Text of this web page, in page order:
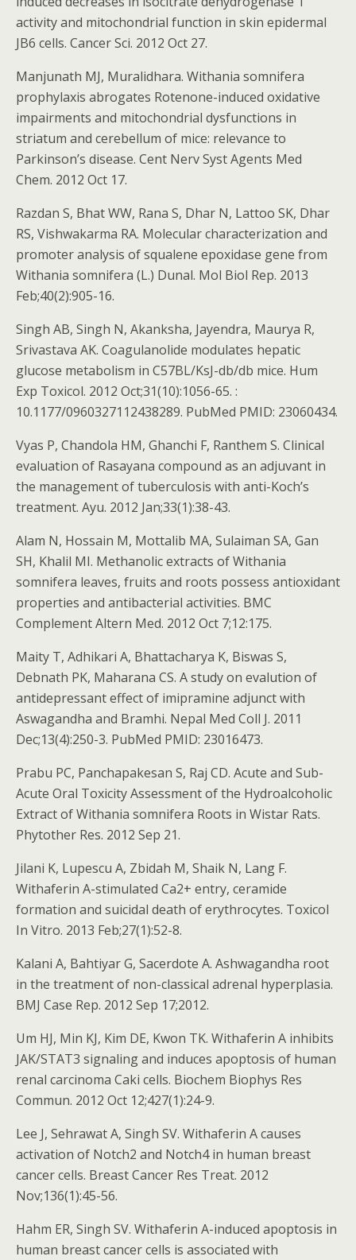
activity and mitochondrial function in skin epidermal
JB6 cells. Cancer Sci. 2012 Oct 27.
Manjunath MJ, Muralidhara. Withania somnifera
prophylaxis abrogates Rotenone-induced oxidative
impairments and mitochondrial dysfunctions in
striatum and cerebellum of mice: relevance to
Parkinson’s disease. Cent Nerv Syst Agents Med
Chem. 2012 Oct 17.
Razdan S, Bhat WW, Rana S, Dhar N, Lattoo SK, Dhar
RS, Vishwakarma RA. Molecular characterization and
promoter analysis of squalene epoxidase gene from
Withania somnifera (L.) Dunal. Mol Biol Rep. 2013
Feb;40(2):905-16.
Singh AB, Singh N, Akanksha, Jayendra, Maurya R,
Srivastava AK. Coagulanolide modulates hepatic
glucose metabolism in C57BL/KsJ-db/db mice. Hum
Exp Toxicol. 2012 Oct;31(10):1056-65. :
10.1177/0960327112438289. PubMed PMID: 23060434.
Vyas P, Chandola HM, Ghanchi F, Ranthem S. Clinical
evaluation of Rasayana compound as an adjuvant in
the management of tuberculosis with anti-Koch’s
treatment. Ayu. 2012 Jan;33(1):38-43.
Alam N, Hossain M, Mottalib MA, Sulaiman SA, Gan
SH, Khalil MI. Methanolic extracts of Withania
somnifera leaves, fruits and roots possess antioxidant
properties and antibacterial activities. BMC
Complement Altern Med. 2012 Oct 7;12:175.
Maity T, Adhikari A, Bhattacharya K, Biswas S,
Debnath PK, Maharana CS. A study on evalution of
antidepressant effect of imipramine adjunct with
Aswagandha and Bramhi. Nepal Med Coll J. 2011
Dec;13(4):250-3. PubMed PMID: 23016473.
Prabu PC, Panchapakesan S, Raj CD. Acute and Sub-
Acute Oral Toxicity Assessment of the Hydroalcoholic
Extract of Withania somnifera Roots in Wistar Rats.
Phytother Res. 2012 Sep 21.
Jilani K, Lupescu A, Zbidah M, Shaik N, Lang F.
Withaferin A-stimulated Ca2+ entry, ceramide
formation and suicidal death of erythrocytes. Toxicol
In Vitro. 2013 Feb;27(1):52-8.
Kalani A, Bahtiyar G, Sacerdote A. Ashwagandha root
in the treatment of non-classical adrenal hyperplasia.
BMJ Case Rep. 2012 Sep 17;2012.
Um HJ, Min KJ, Kim DE, Kwon TK. Withaferin A inhibits
JAK/STAT3 signaling and induces apoptosis of human
renal carcinoma Caki cells. Biochem Biophys Res
Commun. 2012 Oct 12;427(1):24-9.
Lee J, Sehrawat A, Singh SV. Withaferin A causes
activation of Notch2 and Notch4 in human breast
cancer cells. Breast Cancer Res Treat. 2012
Nov;136(1):45-56.
Hahm ER, Singh SV. Withaferin A-induced apoptosis in
human breast cancer cells is associated with